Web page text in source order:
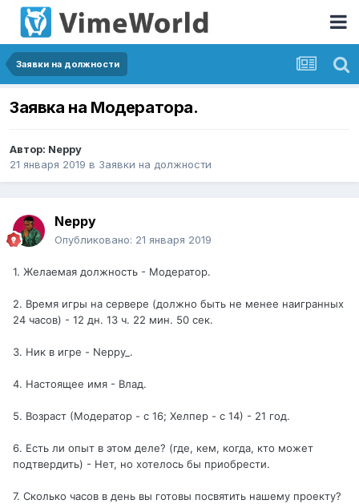
Заявки на должности
Заявка на Модератора.
Автор: Neppy
21 января 2019 в Заявки на должности
Neppy
Опубликовано: 21 января 2019
1. Желаемая должность - Модератор.
2. Время игры на сервере (должно быть не менее наигранных
24 часов) - 12 дн. 13 ч. 22 мин. 50 сек.
3. Ник в игре - Neppy_.
4. Настоящее имя - Влад.
5. Возраст (Модератор - с 16; Хелпер - с 14) - 21 год.
6. Есть ли опыт в этом деле? (где, кем, когда, кто может
подтвердить) - Нет, но хотелось бы приобрести.
7. Сколько часов в день вы готовы посвятить нашему проекту?